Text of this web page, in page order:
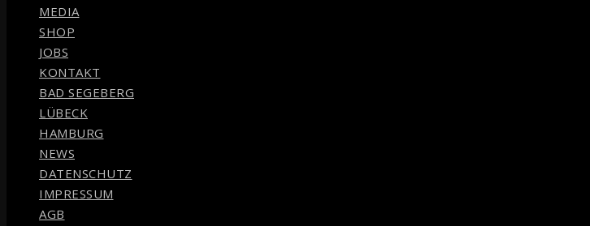
MEDIA
SHOP
JOBS
KONTAKT
BAD SEGEBERG
LÜBECK
HAMBURG
NEWS
DATENSCHUTZ
IMPRESSUM
AGB